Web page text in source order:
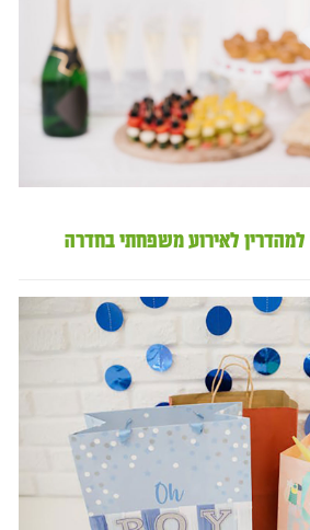
למהדרין לאירוע משפחתי בחדרה